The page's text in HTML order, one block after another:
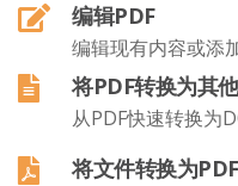
编辑PDF
编辑现有内容或添
将PDF转换为其
从PDF快速转换为
将文件转换为PDF